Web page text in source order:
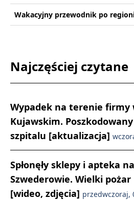
Wakacyjny przewodnik po
Najczęściej czytane
Wypadek na terenie firmy
Kujawskim.
szpitalu [aktualizacja]
Spłonęły sklepy i apteka
Szwederowie. Wielki
[wideo, zdjęcia] przedwczoraj,